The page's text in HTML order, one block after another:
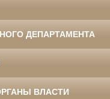
ДЕПАРТАМЕНТА
ВЛАСТИ